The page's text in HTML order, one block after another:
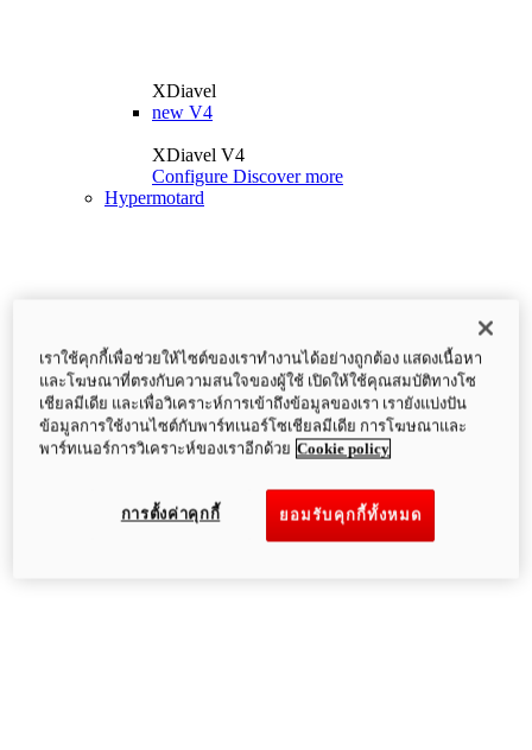
XDiavel
new V4
XDiavel V4
Configure Discover more
Hypermotard
เราใช้คุกกี้เพื่อช่วยให้ไซต์ของเราทำงานได้อย่างถูกต้อง แสดงเนื้อหา
และโฆษณาที่ตรงกับความสนใจของผู้ใช้ เปิดให้ใช้คุณสมบัติทางโซ
เชียลมีเดีย และเพื่อวิเคราะห์การเข้าถึงข้อมูลของเรา เรายังแบ่งปัน
ข้อมูลการใช้งานไซต์กับพาร์ทเนอร์โซเชียลมีเดีย การโฆษณาและ
พาร์ทเนอร์การวิเคราะห์ของเราอีกด้วย Cookie policy
ยอมรับคุกกี้ทั้งหมด
การตั้งค่าคุกกี้